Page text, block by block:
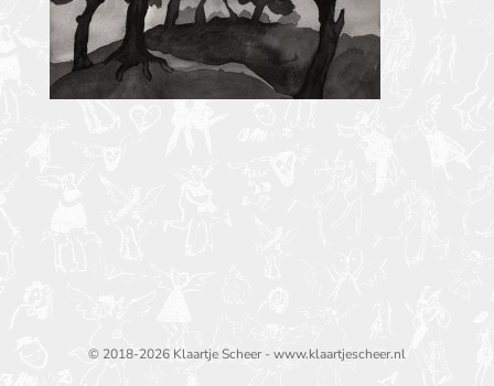
© 2018-2026 Klaartje Scheer - www.klaartjescheer.nl